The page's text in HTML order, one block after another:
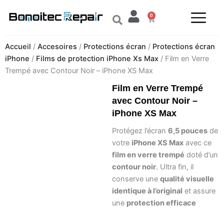
0
Panier
Accueil / Accesoires / Protections écran / Protections écran
iPhone / Films de protection iPhone Xs Max / Film en Verre
Trempé avec Contour Noir – iPhone XS Max
Film en Verre Trempé
avec Contour Noir –
iPhone XS Max
Protégez l’écran 6,5 pouces de
votre iPhone XS Max avec ce
film en verre trempé doté d’un
contour noir. Ultra fin, il
conserve une qualité visuelle
identique à l’original et assure
une protection efficace